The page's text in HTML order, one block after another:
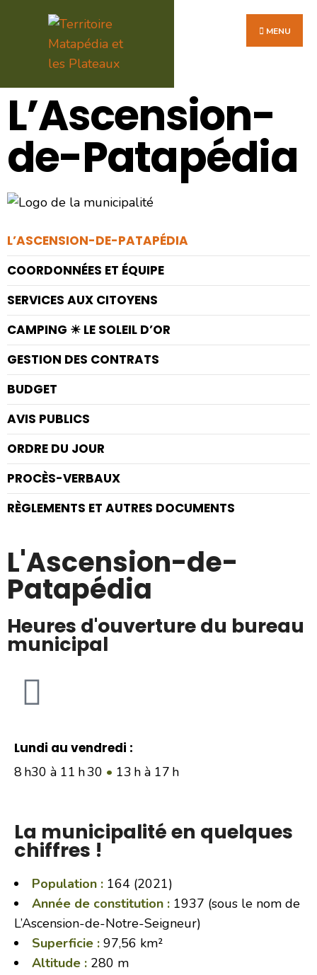
MENU
L’Ascension-
de-Patapédia
L’ASCENSION-DE-PATAPÉDIA
COORDONNÉES ET ÉQUIPE
SERVICES AUX CITOYENS
CAMPING ☀ LE SOLEIL D’OR
GESTION DES CONTRATS
BUDGET
AVIS PUBLICS
ORDRE DU JOUR
PROCÈS-VERBAUX
RÈGLEMENTS ET AUTRES DOCUMENTS
L'Ascension-de-
Patapédia
Heures d'ouverture du bureau
municipal
Lundi au vendredi :
8 h30 à 11​​ ​h 30 • 13 h à 17 h
La municipalité en quelques
chiffres !
Population : 164 (2021)
Année de constitution : 1937 (sous le nom de
L’Ascension-de-Notre-Seigneur)
Superficie : 97,56 km²
Altitude : 280 m